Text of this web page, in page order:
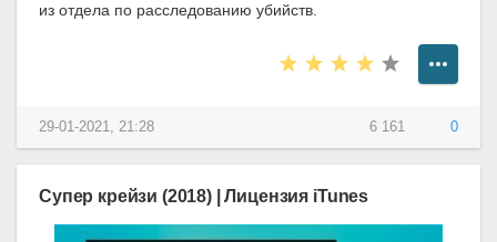
из отдела по расследованию убийств.
6 161 0
29-01-2021, 21:28
Супер крейзи (2018) | Лицензия iTunes